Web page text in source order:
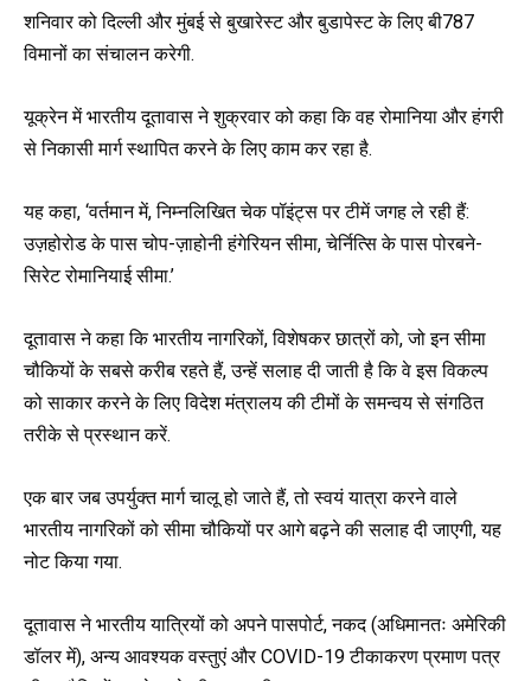
शनिवार को दिल्ली और मुंबई से बुखारेस्ट और बुडापेस्ट के लिए बी787
विमानों का संचालन करेगी.
यूक्रेन में भारतीय दूतावास ने शुक्रवार को कहा कि वह रोमानिया और हंगरी
से निकासी मार्ग स्थापित करने के लिए काम कर रहा है.
यह कहा, ‘वर्तमान में, निम्नलिखित चेक पॉइंट्स पर टीमें जगह ले रही हैं:
उज़होरोड के पास चोप-ज़ाहोनी हंगेरियन सीमा, चेर्नित्सि के पास पोरबने-
सिरेट रोमानियाई सीमा.’
दूतावास ने कहा कि भारतीय नागरिकों, विशेषकर छात्रों को, जो इन सीमा
चौकियों के सबसे करीब रहते हैं, उन्हें सलाह दी जाती है कि वे इस विकल्प
को साकार करने के लिए विदेश मंत्रालय की टीमों के समन्वय से संगठित
तरीके से प्रस्थान करें.
एक बार जब उपर्युक्त मार्ग चालू हो जाते हैं, तो स्वयं यात्रा करने वाले
भारतीय नागरिकों को सीमा चौकियों पर आगे बढ़ने की सलाह दी जाएगी, यह
नोट किया गया.
दूतावास ने भारतीय यात्रियों को अपने पासपोर्ट, नकद (अधिमानतः अमेरिकी
डॉलर में), अन्य आवश्यक वस्तुएं और COVID-19 टीकाकरण प्रमाण पत्र